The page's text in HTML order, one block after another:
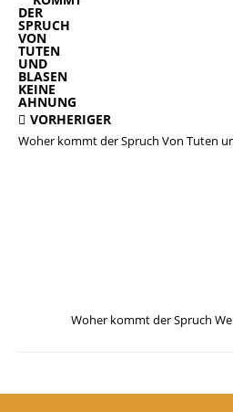
VORHERIGER
Woher kommt der Spruch Von Tuten
Woher kommt der Spruch